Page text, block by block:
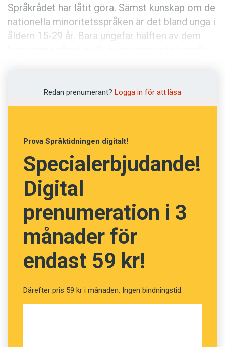
Podden
Anmäl till språkpolisen
Språkrådet har låtit göra. Sämst kunskap om de
nationella minoritetsspråken är det bland unga i
åldern 15-29 år. Bara ungefär hälften av dem
Redan prenumerant? Logga in för att läsa
Prova Språktidningen digitalt!
Specialerbjudande!
Digital
prenumeration i 3
månader för
endast 59 kr!
Därefter pris 59 kr i månaden. Ingen bindningstid.